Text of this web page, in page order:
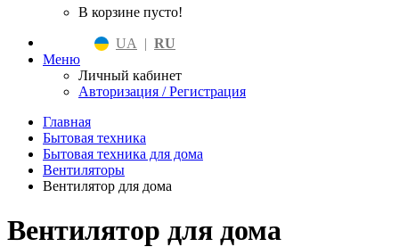
В корзине пусто!
UA | RU
Меню
Личный кабинет
Авторизация / Регистрация
Главная
Бытовая техника
Бытовая техника для дома
Вентиляторы
Вентилятор для дома
Вентилятор для дома